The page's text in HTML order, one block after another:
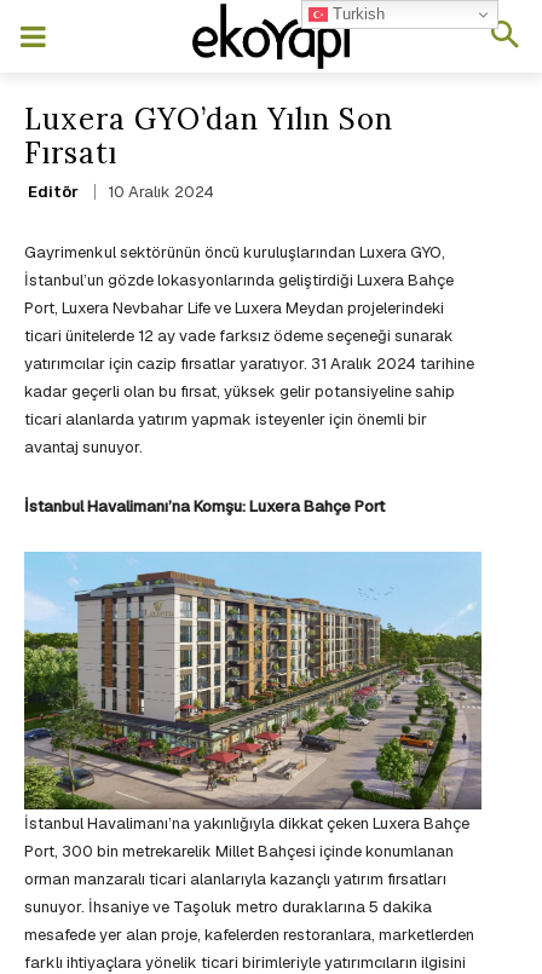
Luxera GYO’dan Yılın Son
Fırsatı
Editör 10 Aralık 2024
Gayrimenkul sektörünün öncü kuruluşlarından Luxera GYO,
İstanbul’un gözde lokasyonlarında geliştirdiği Luxera Bahçe
Port, Luxera Nevbahar Life ve Luxera Meydan projelerindeki
ticari ünitelerde 12 ay vade farksız ödeme seçeneği sunarak
yatırımcılar için cazip fırsatlar yaratıyor. 31 Aralık 2024 tarihine
kadar geçerli olan bu fırsat, yüksek gelir potansiyeline sahip
ticari alanlarda yatırım yapmak isteyenler için önemli bir
avantaj sunuyor.
İstanbul Havalimanı’na Komşu: Luxera Bahçe Port
İstanbul Havalimanı’na yakınlığıyla dikkat çeken Luxera Bahçe
Port, 300 bin metrekarelik Millet Bahçesi içinde konumlanan
orman manzaralı ticari alanlarıyla kazançlı yatırım fırsatları
sunuyor. İhsaniye ve Taşoluk metro duraklarına 5 dakika
mesafede yer alan proje, kafelerden restoranlara, marketlerden
farklı ihtiyaçlara yönelik ticari birimleriyle yatırımcıların ilgisini
Turkish